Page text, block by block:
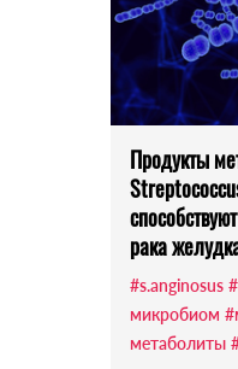
Продукты
рака
#s.anginosus
микробиом
метаболиты